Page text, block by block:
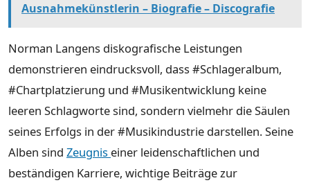
Ausnahmekünstlerin – Biografie – Discografie
Norman Langens diskografische Leistungen
demonstrieren eindrucksvoll, dass #Schlageralbum,
#Chartplatzierung und #Musikentwicklung keine
leeren Schlagworte sind, sondern vielmehr die Säulen
seines Erfolgs in der #Musikindustrie darstellen. Seine
Alben sind Zeugnis einer leidenschaftlichen und
beständigen Karriere, wichtige Beiträge zur